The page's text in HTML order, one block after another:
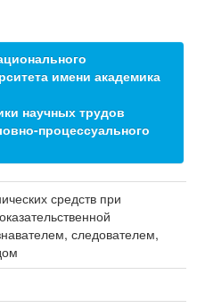
имени академика
научных трудов
процессуального
средств при
следователем,